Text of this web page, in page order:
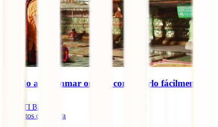
Visado a Myanmar online: conseguirlo fácilmente
IATI Blog
minutos de lectura